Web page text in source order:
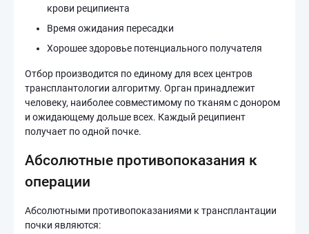
крови реципиента
Время ожидания пересадки
Хорошее здоровье потенциального получателя
Отбор производится по единому для всех центров
трансплантологии алгоритму. Орган принадлежит
человеку, наиболее совместимому по тканям с донором
и ожидающему дольше всех. Каждый реципиент
получает по одной почке.
Абсолютные противопоказания к
операции
Абсолютными противопоказаниями к трансплантации
почки являются: